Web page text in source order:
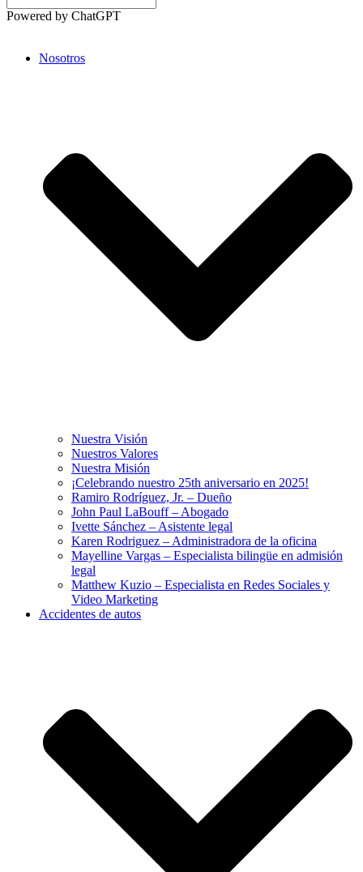
Powered by ChatGPT
Nosotros
Nuestra Visión
Nuestros Valores
Nuestra Misión
¡Celebrando nuestro 25th aniversario en 2025!
Ramiro Rodríguez, Jr. – Dueño
John Paul LaBouff – Abogado
Ivette Sánchez – Asistente legal
Karen Rodriguez – Administradora de la oficina
Mayelline Vargas – Especialista bilingüe en admisión
legal
Matthew Kuzio – Especialista en Redes Sociales y
Video Marketing
Accidentes de autos